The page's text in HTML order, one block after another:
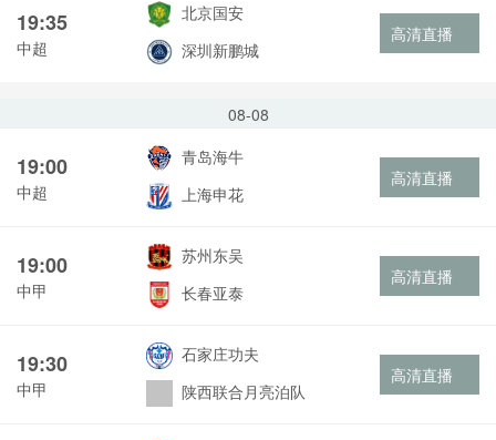
19:35
中超
北京国安
深圳新鹏城
高清直播
08-08
19:00
中超
青岛海牛
上海申花
高清直播
19:00
中甲
苏州东吴
长春亚泰
高清直播
19:30
中甲
石家庄功夫
陕西联合月亮泊队
高清直播